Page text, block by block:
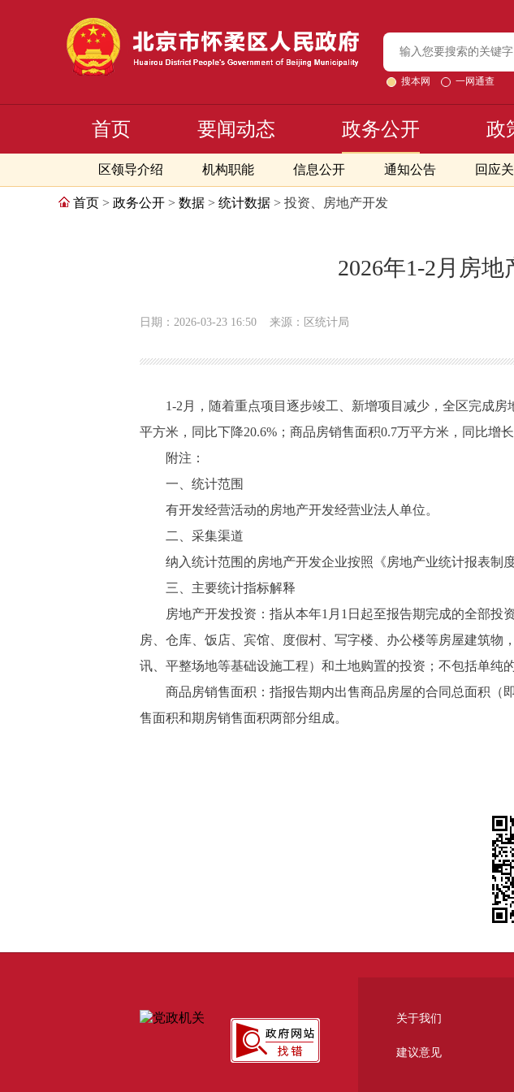
搜本网 一网通查
首页 要闻动态 政务公开
区领导介绍 机构职能 信息公开 通知公告 回应
政
首页 > 政务公开 > 数据 > 统计数据 > 投资、房地产开发
2026年1-2月房
日期：2026-03-23 16:50 来源：区统计局
1-2月，随着重点项目逐步竣工、新增项目减少，全区完成房
平方米，同比下降20.6%；商品房销售面积0.7万平方米，同比增
附注：
一、统计范围
有开发经营活动的房地产开发经营业法人单位。
二、采集渠道
纳入统计范围的房地产开发企业按照《房地产业统计报表制
三、主要统计指标解释
房地产开发投资：指从本年1月1日起至报告期完成的全部投
房、仓库、饭店、宾馆、度假村、写字楼、办公楼等房屋建筑
讯、平整场地等基础设施工程）和土地购置的投资；不包括单纯
商品房销售面积：指报告期内出售商品房屋的合同总面积（
售面积和期房销售面积两部分组成。
关于我们
建议意见